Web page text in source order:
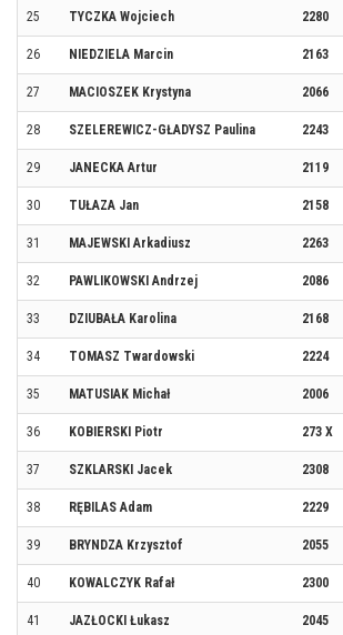
25 TYCZKA Wojciech 2280
26 NIEDZIELA Marcin 2163
27 MACIOSZEK Krystyna 2066
28 SZELEREWICZ-GŁADYSZ Paulina 2243
29 JANECKA Artur 2119
30 TUŁAZA Jan 2158
31 MAJEWSKI Arkadiusz 2263
32 PAWLIKOWSKI Andrzej 2086
33 DZIUBAŁA Karolina 2168
34 TOMASZ Twardowski 2224
35 MATUSIAK Michał 2006
36 KOBIERSKI Piotr 273 X
37 SZKLARSKI Jacek 2308
38 RĘBILAS Adam 2229
39 BRYNDZA Krzysztof 2055
40 KOWALCZYK Rafał 2300
41 JAZŁOCKI Łukasz 2045